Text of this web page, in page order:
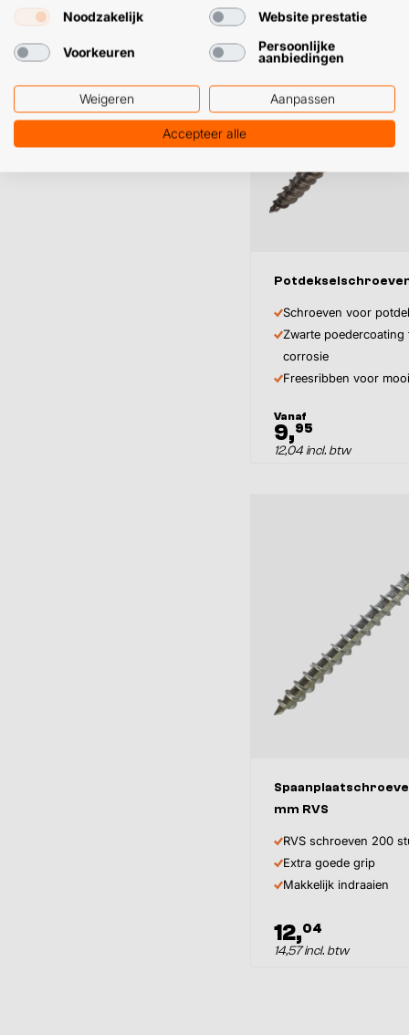
Afmeting
Inhoud
Schroeven voor
Zwarte poedercoating
corrosie
Freesribben voor
Vanaf
9,95
12,04 incl. btw
mm RVS
RVS schroeven 200
Extra goede grip
Makkelijk indraaien
12,04
14,57 incl. btw
Noodzakelijk Website prestatie
Voorkeuren
Persoonlijke
aanbiedingen
Weigeren Aanpassen
Accepteer alle